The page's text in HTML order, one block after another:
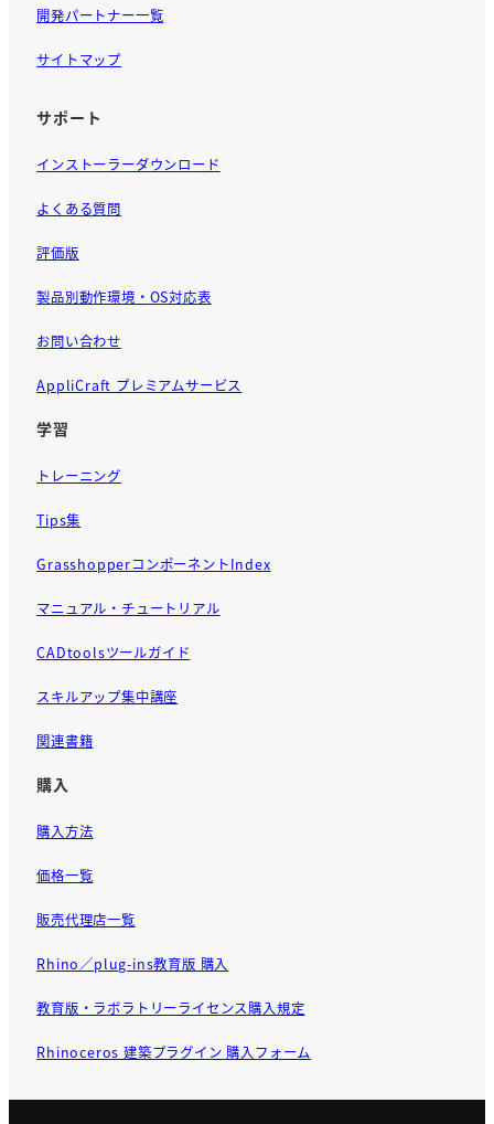
開発パートナー一覧
サイトマップ
サポート
インストーラーダウンロード
よくある質問
評価版
製品別動作環境・OS対応表
お問い合わせ
AppliCraft プレミアムサービス
学習
トレーニング
Tips集
GrasshopperコンポーネントIndex
マニュアル・チュートリアル
CADtoolsツールガイド
スキルアップ集中講座
関連書籍
購入
購入方法
価格一覧
販売代理店一覧
Rhino／plug-ins教育版 購入
教育版・ラボラトリーライセンス購入規定
Rhinoceros 建築プラグイン 購入フォーム